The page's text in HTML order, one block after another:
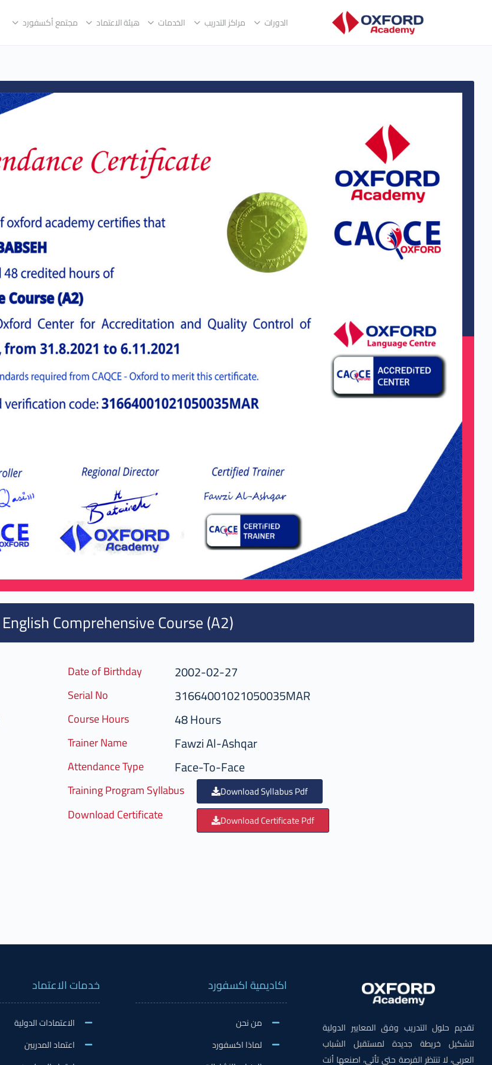
الدورات مراكز التدريب الخدمات هيئة الاعتماد مجتمع أكسفورد
English Comprehensive Course (A2)
Date of Birthday 2002-02-27
Serial No 31664001021050035MAR
Course Hours 48 Hours
Trainer Name Fawzi Al-Ashqar
Attendance Type Face-To-Face
Training Program Syllabus Download Syllabus Pdf
Download Certificate Download Certificate Pdf
تقديم حلول التدريب وفق المعايير الدولية
لتشكيل خريطة جديدة لمستقبل الشباب
العربي، لا تنتظر الفرصة حتى تأتي، اصنعها أنت
اكاديمية اكسفورد
من نحن
لماذا اكسفورد
خدمات الاعتماد
الاعتمادات الدولية
اعتماد المدربين